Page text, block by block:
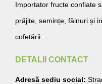
Importator fructe confiate
prăjite, semințe, făinuri și
cofetării…
DETALII CONTACT
Adresă sediu social: